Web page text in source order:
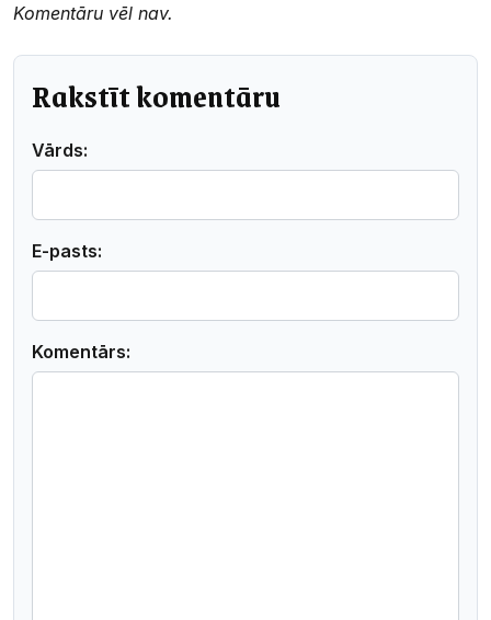
Komentāru vēl nav.
Rakstīt komentāru
Vārds:
E-pasts:
Komentārs: